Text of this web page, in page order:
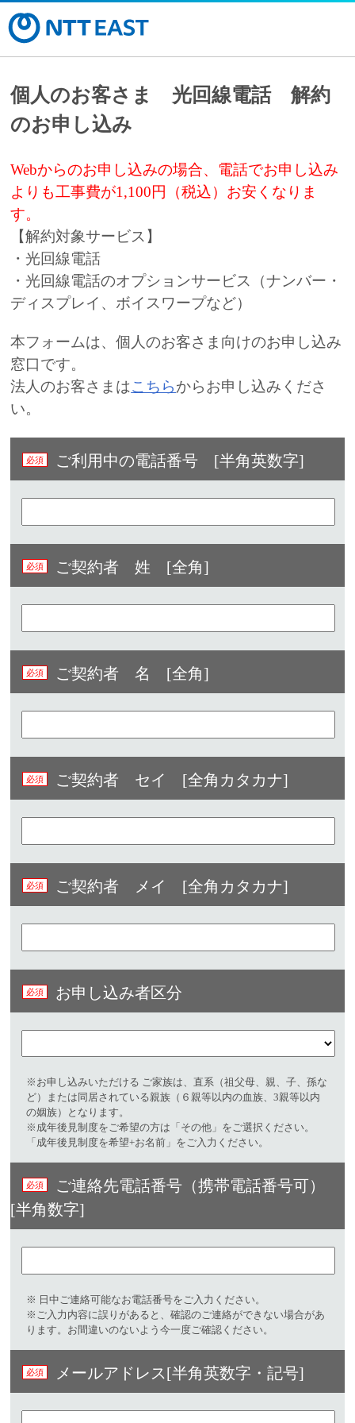
個人のお客さま 光回線電話 解約
のお申し込み
Webからのお申し込みの場合、電話でお申し込み
よりも工事費が1,100円（税込）お安くなりま
す。
【解約対象サービス】
・光回線電話
・光回線電話のオプションサービス（ナンバー・
ディスプレイ、ボイスワープなど）
本フォームは、個人のお客さま向けのお申し込み
窓口です。
法人のお客さまはこちらからお申し込みくださ
い。
ご利用中の電話番号 [半角英数字]​
ご契約者 姓 [全角]
ご契約者 名 [全角]
ご契約者 セイ [全角カタカナ]
ご契約者 メイ [全角カタカナ]
お申し込み者区分
※お申し込みいただける ご家族は、直系（祖父母、親、子、孫な
ど）または同居されている親族（６親等以内の血族、3親等以内
の姻族）となります。
※成年後見制度をご希望の方は「その他」をご選択ください。
「成年後見制度を希望+お名前」をご入力ください。
ご連絡先電話番号（携帯電話番号可）
[半角数字]
※ 日中ご連絡可能なお電話番号をご入力ください。​
※ご入力内容に誤りがあると、確認のご連絡ができない場合があ
ります。お間違いのないよう今一度ご確認ください。
メールアドレス[半角英数字・記号]​